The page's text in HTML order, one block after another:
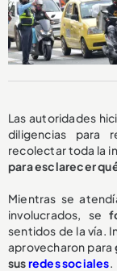
Las autoridades
diligencias para
recolectar toda la
para esclarecer
Mientras se
involucrados, se
sentidos de la vía.
aprovecharon para
susredes sociales.